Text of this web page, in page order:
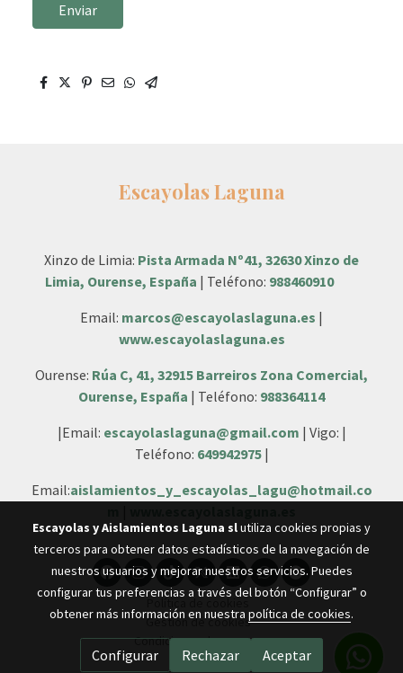
Enviar
Escayolas Laguna
Xinzo de Limia: Pista Armada Nº41, 32630 Xinzo de
Limia, Ourense, España | Teléfono: 988460910
Email: marcos@escayolaslaguna.es |
www.escayolaslaguna.es
Ourense: Rúa C, 41, 32915 Barreiros Zona Comercial,
Ourense, España | Teléfono: 988364114
|Email: escayolaslaguna@gmail.com | Vigo: |
Teléfono: 649942975|
Email:aislamientos_y_escayolas_lagu@hotmail.co
Gestión de cookies
Condiciones de compra
Escayolas y Aislamientos Laguna slutiliza cookies propias y
terceros para obtener datos estadísticos de la navegación de
nuestros usuarios y mejorar nuestros servicios. Puedes
configurar tus preferencias a través del botón “Configurar” o
obtener más información en nuestra política de cookies.
Configurar Rechazar Aceptar